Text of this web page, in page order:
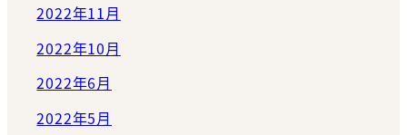
2022年11月
2022年10月
2022年6月
2022年5月